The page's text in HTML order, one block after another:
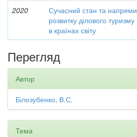
2020
Сучасний стан та напрями
розвитку ділового туризму
в країнах світу
Перегляд
Автор
Білозубенко, В.С.
Тема